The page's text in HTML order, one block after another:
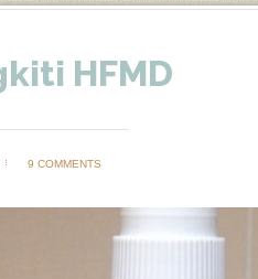
HFMD
9 COMMENTS